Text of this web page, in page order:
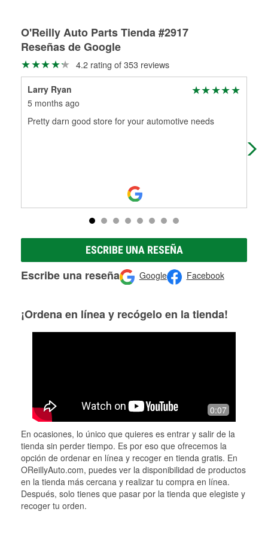
partes de reemplazo correctas para tu reparación.
Rectificación de tambores y discos de freno
O'Reilly Auto Parts Tienda #2917
Reseñas de Google
4.2 rating of 353 reviews
Larry Ryan
5 months ago
Pretty darn good store for your automotive needs
ESCRIBE UNA RESEÑA
Escribe una reseña Google Facebook
¡Ordena en línea y recógelo en la tienda!
0:07
En ocasiones, lo único que quieres es entrar y salir de la
tienda sin perder tiempo. Es por eso que ofrecemos la
opción de ordenar en línea y recoger en tienda gratis. En
OReillyAuto.com, puedes ver la disponibilidad de productos
en la tienda más cercana y realizar tu compra en línea.
Después, solo tienes que pasar por la tienda que elegiste y
recoger tu orden.